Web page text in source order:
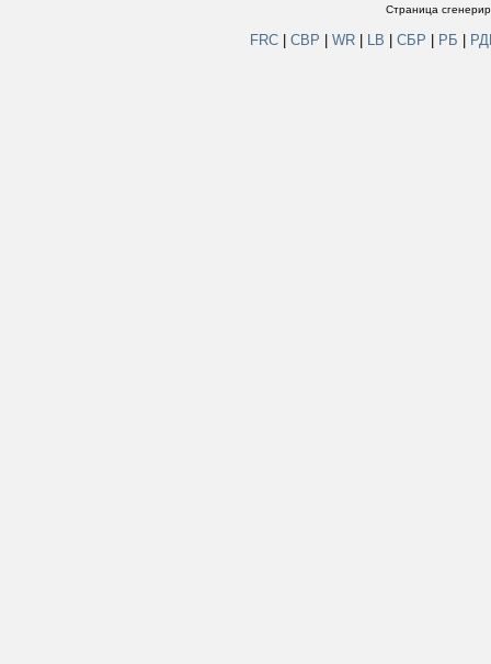
Страница
FRC | СВР | WR | LB | СБР | РБ |